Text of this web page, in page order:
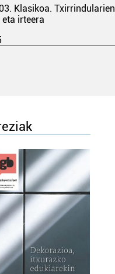
Klasikoa. Txirrindularien
irteera